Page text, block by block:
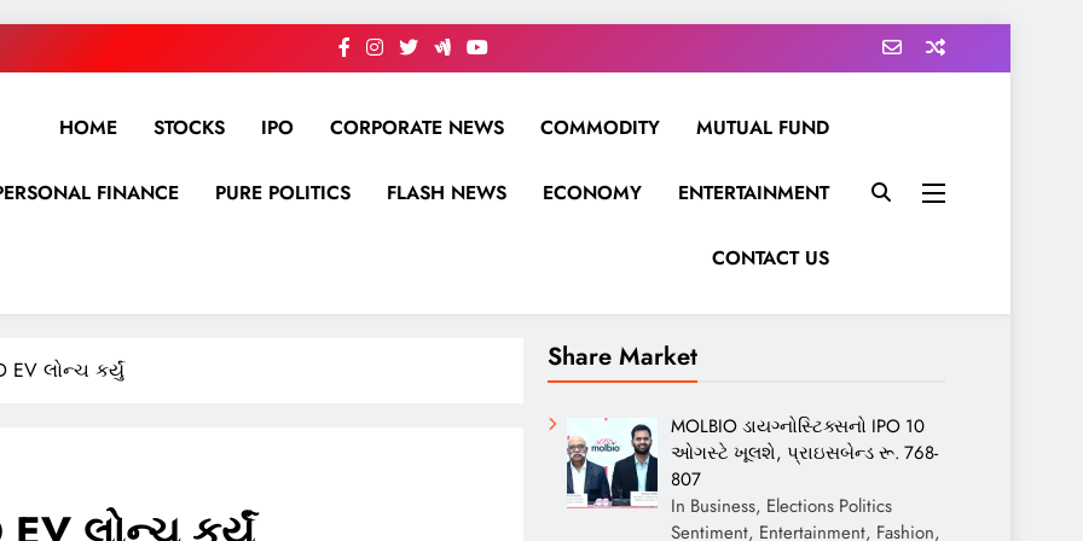
HOME STOCKS IPO CORPORATE NEWS COMMODITY MUTUAL FUND
FINANCE PURE POLITICS FLASH NEWS ECONOMY ENTERTAINMENT
CONTACT US
EV લોન્ચ કર્યું Share Market
MOLBIO ડાયગ્નોસ્ટિક્સનો IPO 10
ઓગસ્ટે ખૂલશે, પ્રાઇસબેન્ડ રૂ. 768-
807
In Business, Elections Politics
Sentiment, Entertainment, Fashion,